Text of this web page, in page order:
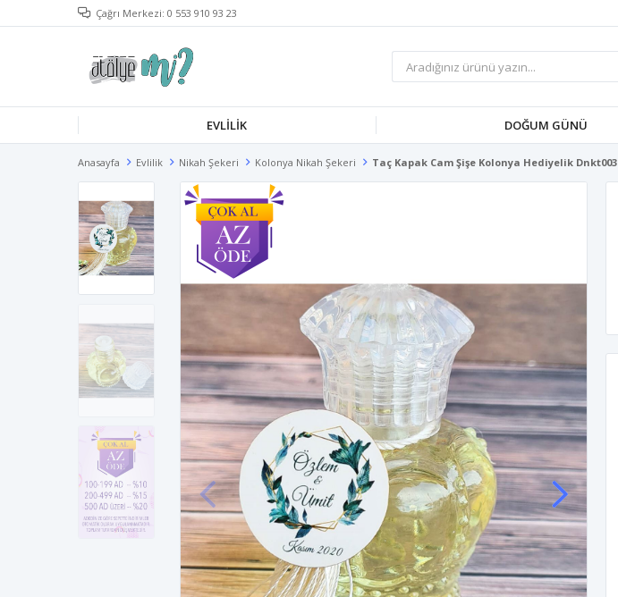
Çağrı Merkezi: 0 553 910 93 23
EVLILIK DOĞUM GÜNÜ
Anasayfa Evlilik Nikah Şekeri Kolonya Nikah Şekeri Taç Kapak Cam Şişe Kolonya Hediyelik Dnkt003